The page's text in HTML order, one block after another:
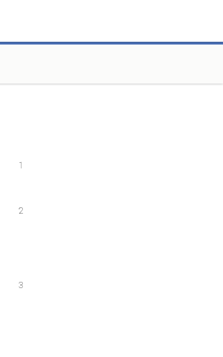
1
2
3